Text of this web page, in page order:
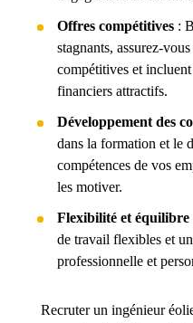
Offres compétitives:
stagnants, assurez-
compétitives et
financiers attractifs.
Développement des
dans la formation et le
compétences de vos
les motiver.
Flexibilité et équilibre
de travail flexibles et
professionnelle et
Recruter un ingénieur